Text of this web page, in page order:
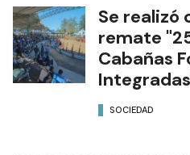
Se realizó
remate
Cabañas
SOCIEDAD